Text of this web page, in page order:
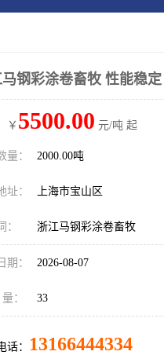
钢彩涂卷畜牧 性能稳定
￥ 5500.00 元/吨 起
量： 2000.00吨
址： 上海市宝山区
： 浙江马钢彩涂卷畜牧
期： 2026-08-07
： 33
话： 13166444334